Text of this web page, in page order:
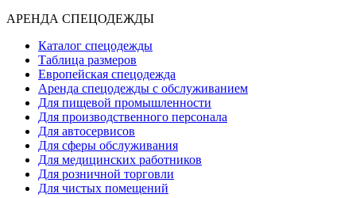
АРЕНДА СПЕЦОДЕЖДЫ
Каталог спецодежды
Таблица размеров
Европейская спецодежда
Аренда спецодежды с обслуживанием
Для пищевой промышленности
Для производственного персонала
Для автосервисов
Для сферы обслуживания
Для медицинских работников
Для розничной торговли
Для чистых помещений